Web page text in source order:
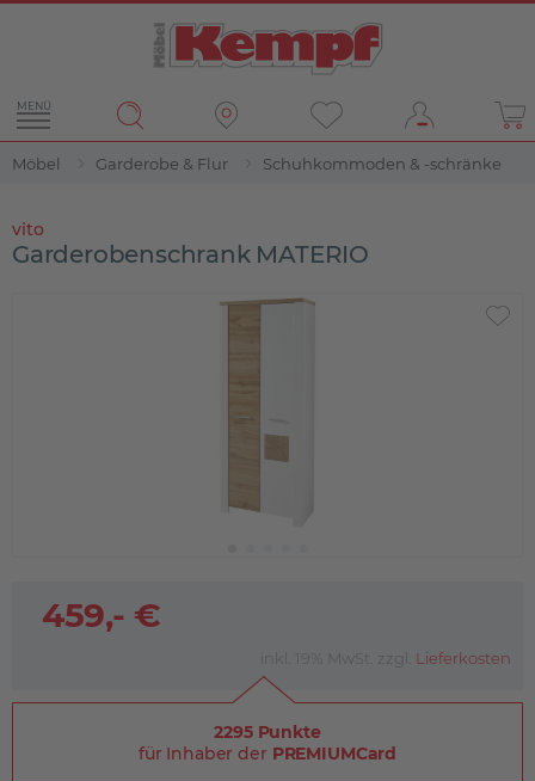
MENÜ
Möbel Garderobe & Flur Schuhkommoden & -schränke
vito
Garderobenschrank MATERIO
459,- €
inkl. 19% MwSt. zzgl. Lieferkosten
2295 Punkte
für Inhaber der PREMIUMCard